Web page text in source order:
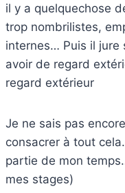
il y a quelquechose
trop nombrilistes,
internes… Puis il jure
avoir de regard
regard extérieur
Je ne sais pas
consacrer à tout
partie de mon
mes stages)